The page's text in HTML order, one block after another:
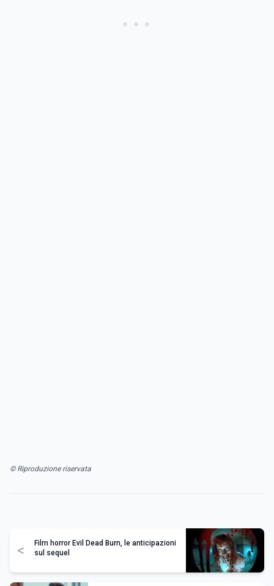
© Riproduzione riservata
<
Film horror Evil Dead Burn, le anticipazioni
sul sequel